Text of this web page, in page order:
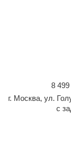
8 499
г. Москва, ул.
с